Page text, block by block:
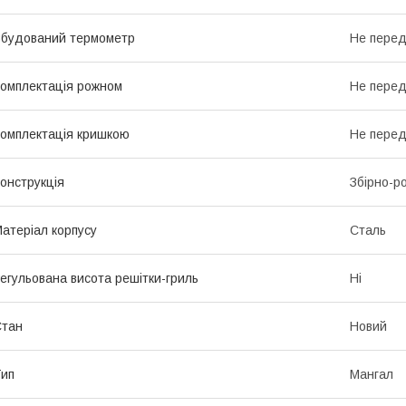
термометр Не
рожном Не
кришкою Не
Збірно-
корпусу Сталь
висота решітки-гриль Ні
Новий
Мангал